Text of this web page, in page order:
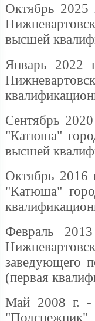
Октябрь
высшей
Январь 2022
Сентябрь
"Катюша"
высшей
Октябрь
"Катюша"
Февраль
заведующего
(первая
Май 2008 г.